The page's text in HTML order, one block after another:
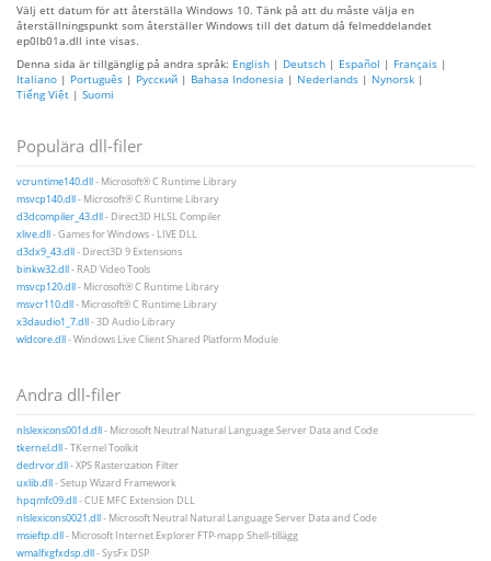
Välj ett datum för att återställa Windows 10. Tänk på att du måste välja en
återställningspunkt som återställer Windows till det datum då felmeddelandet
ep0lb01a.dll inte visas.
Denna sida är tillgänglig på andra språk: English | Deutsch | Español | Français |
Italiano | Português | Русский | Bahasa Indonesia | Nederlands | Nynorsk |
Tiếng Việt | Suomi
Populära dll-filer
vcruntime140.dll- Microsoft® C Runtime Library
msvcp140.dll- Microsoft® C Runtime Library
d3dcompiler_43.dll- Direct3D HLSL Compiler
xlive.dll- Games for Windows - LIVE DLL
d3dx9_43.dll- Direct3D 9 Extensions
binkw32.dll- RAD Video Tools
msvcp120.dll- Microsoft® C Runtime Library
msvcr110.dll- Microsoft® C Runtime Library
x3daudio1_7.dll- 3D Audio Library
wldcore.dll- Windows Live Client Shared Platform Module
Andra dll-filer
nlslexicons001d.dll- Microsoft Neutral Natural Language Server Data and Code
tkernel.dll- TKernel Toolkit
dedrvor.dll- XPS Rasterization Filter
uxlib.dll- Setup Wizard Framework
hpqmfc09.dll- CUE MFC Extension DLL
nlslexicons0021.dll- Microsoft Neutral Natural Language Server Data and Code
msieftp.dll- Microsoft Internet Explorer FTP-mapp Shell-tillägg
wmalfxgfxdsp.dll- SysFx DSP